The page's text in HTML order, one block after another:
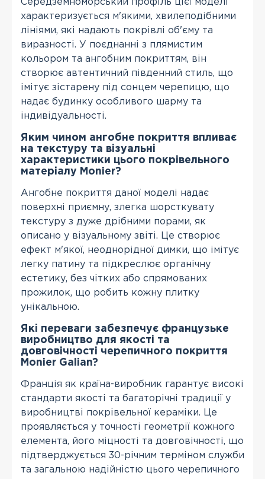
Середземноморський профіль цієї моделі
характеризується м'якими, хвилеподібними
лініями, які надають покрівлі об'єму та
виразності. У поєднанні з плямистим
кольором та ангобним покриттям, він
створює автентичний південний стиль, що
імітує зістарену під сонцем черепицю, що
надає будинку особливого шарму та
індивідуальності.
Яким чином ангобне покриття впливає
на текстуру та візуальні
характеристики цього покрівельного
матеріалу Monier?
Ангобне покриття даної моделі надає
поверхні приємну, злегка шорсткувату
текстуру з дуже дрібними порами, як
описано у візуальному звіті. Це створює
ефект м'якої, неоднорідної димки, що імітує
легку патину та підкреслює органічну
естетику, без чітких або спрямованих
прожилок, що робить кожну плитку
унікальною.
Які переваги забезпечує французьке
виробництво для якості та
довговічності черепичного покриття
Monier Galian?
Франція як країна-виробник гарантує високі
стандарти якості та багаторічні традиції у
виробництві покрівельної кераміки. Це
проявляється у точності геометрії кожного
елемента, його міцності та довговічності, що
підтверджується 30-річним терміном служби
та загальною надійністю цього черепичного